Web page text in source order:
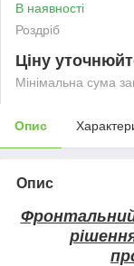
В наявності
Роздріб
Ціну
Мінімальна сума
Опис
Опис
Фронтальний